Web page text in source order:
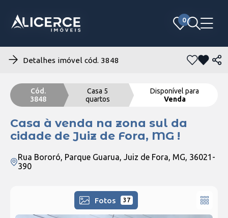
0
0
Detalhes imóvel cód. 3848
Cód.
3848
Casa 5
quartos
Disponível para
Venda
Casa à venda na zona sul da
cidade de Juiz de Fora, MG !
Rua Bororó, Parque Guarua, Juiz de Fora, MG, 36021-
390
Fotos 37